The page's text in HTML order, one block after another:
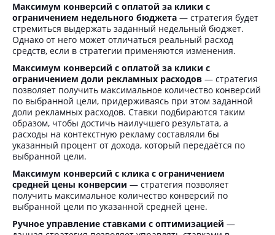
Максимум конверсий с оплатой за клики с
ограничением недельного бюджета — стратегия будет
стремиться выдержать заданный недельный бюджет.
Однако от него может отличаться реальный расход
средств, если в стратегии применяются изменения.
Максимум конверсий с оплатой за клики с
ограничением доли рекламных расходов — стратегия
позволяет получить максимальное количество конверсий
по выбранной цели, придерживаясь при этом заданной
доли рекламных расходов. Ставки подбираются таким
образом, чтобы достичь наилучшего результата, а
расходы на контекстную рекламу составляли бы
указанный процент от дохода, который передаётся по
выбранной цели.
Максимум конверсий с клика с ограничением
средней цены конверсии — стратегия позволяет
получить максимальное количество конверсий по
выбранной цели по указанной средней цене.
Ручное управление ставками с оптимизацией —